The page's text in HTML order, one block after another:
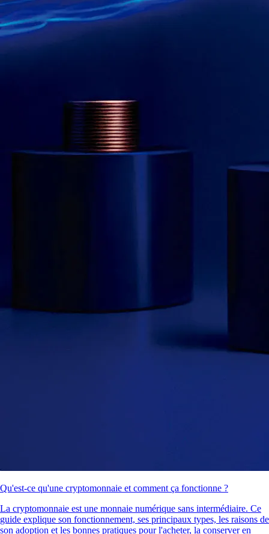
Qu'est-ce qu'une cryptomonnaie et comment ça fonctionne ?
La cryptomonnaie est une monnaie numérique sans intermédiaire. Ce
guide explique son fonctionnement, ses principaux types, les raisons de
son adoption et les bonnes pratiques pour l'acheter, la conserver en